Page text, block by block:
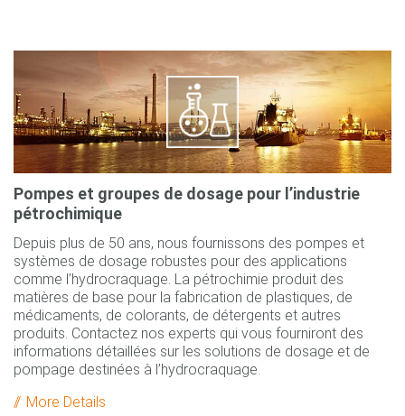
Pompes et groupes de dosage pour l’industrie
pétrochimique
Depuis plus de 50 ans, nous fournissons des pompes et
systèmes de dosage robustes pour des applications
comme l’hydrocraquage. La pétrochimie produit des
matières de base pour la fabrication de plastiques, de
médicaments, de colorants, de détergents et autres
produits. Contactez nos experts qui vous fourniront des
informations détaillées sur les solutions de dosage et de
pompage destinées à l’hydrocraquage.
More Details